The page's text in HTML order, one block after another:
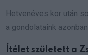
Hetvenéves kor után
a gondolataink
Ítélet született a